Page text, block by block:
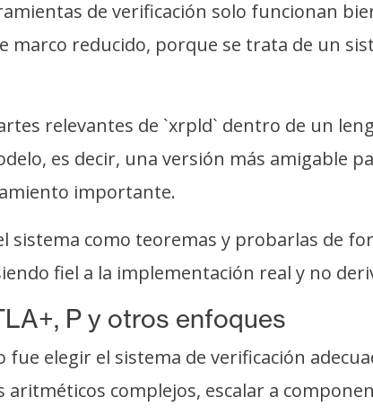
de verificación solo funcionan
marco reducido, porque se trata de un
relevantes de `xrpld` dentro de un
es decir, una versión más amigable
importante.
sistema como teoremas y probarlas de
fiel a la implementación real y no
P y otros enfoques
elegir el sistema de verificación
complejos, escalar a